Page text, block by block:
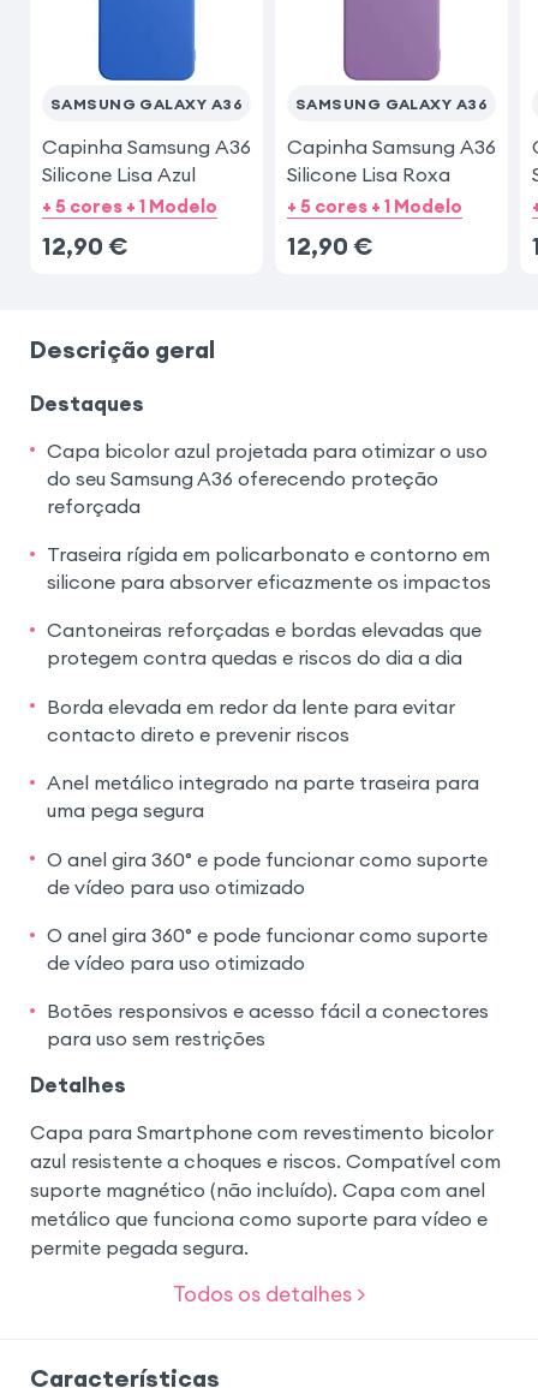
SAMSUNG GALAXY A36
Capinha Samsung A36
Silicone Lisa Azul
+ 5 cores + 1 Modelo
12,90 €
SAMSUNG GALAXY A36
Capinha Samsung A36
Silicone Lisa Roxa
+ 5 cores + 1 Modelo
12,90 €
Descrição geral
Destaques
Capa bicolor azul projetada para otimizar o uso
do seu Samsung A36 oferecendo proteção
reforçada
Traseira rígida em policarbonato e contorno em
silicone para absorver eficazmente os impactos
Cantoneiras reforçadas e bordas elevadas que
protegem contra quedas e riscos do dia a dia
Borda elevada em redor da lente para evitar
contacto direto e prevenir riscos
Anel metálico integrado na parte traseira para
uma pega segura
O anel gira 360° e pode funcionar como suporte
de vídeo para uso otimizado
O anel gira 360° e pode funcionar como suporte
de vídeo para uso otimizado
Botões responsivos e acesso fácil a conectores
para uso sem restrições
Detalhes
Capa para Smartphone com revestimento bicolor
azul resistente a choques e riscos. Compatível com
suporte magnético (não incluído). Capa com anel
metálico que funciona como suporte para vídeo e
permite pegada segura.
Todos os detalhes >
Características